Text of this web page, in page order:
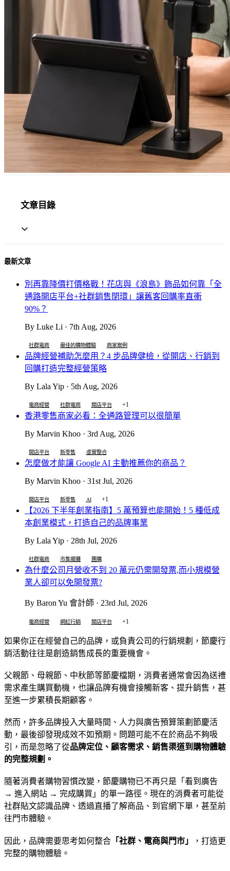
文章目錄
最新文章
別再靠降價打價格戰！花店與《浪島》飾品如何靠「全
通路開店平台+社群銷售閉環」讓舊客回購率直衝
90%？
By Luke Li · 7th Aug, 2026
社群電商 最佳的購物體驗 商家案例
品牌經營補助怎麼用？4 步品牌健檢，從開店、行銷到
回購打造完整經營策略
By Lala Yip · 5th Aug, 2026
電商經營 社群電商 開店平台 +1
香港零售商家必看：全通路管理可以很簡單
By Marvin Khoo · 3rd Aug, 2026
開店平台 新零售 虛實整合
怎麼做才能讓 Google AI 主動推薦你的商品？
By Marvin Khoo · 31st Jul, 2026
開店平台 新零售 AI +1
【2026 下半年創業指南】5 萬預算也能開始！5 種低成
本創業模式，打造自己的品牌事業
By Lala Yip · 28th Jul, 2026
社群電商 市集擺攤 團購
為什麼公司月營收不到 20 萬元仍需開發票,而小規模營
業人卻可以免開發票?
By Baron Yu 會計師 · 23rd Jul, 2026
電商經營 網紅行銷 開店平台 +1
如果你正在經營自己的品牌，或負責公司的行銷規劃，節慶行
銷活動往往是創造銷售成長的重要機會。
父親節、母親節、中秋節等節慶檔期，消費者通常會因為送禮
需求產生購買動機，也讓品牌有機會接觸新客、提升銷售，甚
至進一步累積長期顧客。
然而，許多品牌投入大量時間、人力與廣告預算策劃節慶活
動，最後卻發現成效不如預期。問題可能不在於商品不夠吸
引，而是忽略了從品牌定位、顧客需求、銷售渠道到購物體驗
的完整規劃。
隨著消費者購物習慣改變，節慶購物已不再只是「看到廣告
→ 進入網站 → 完成購買」的單一路徑。現在的消費者可能從
社群貼文認識品牌、透過直播了解商品、到官網下單，甚至前
往門市體驗。
因此，品牌需要思考如何整合 「社群、電商與門市」
，打造更
完整的購物體驗。